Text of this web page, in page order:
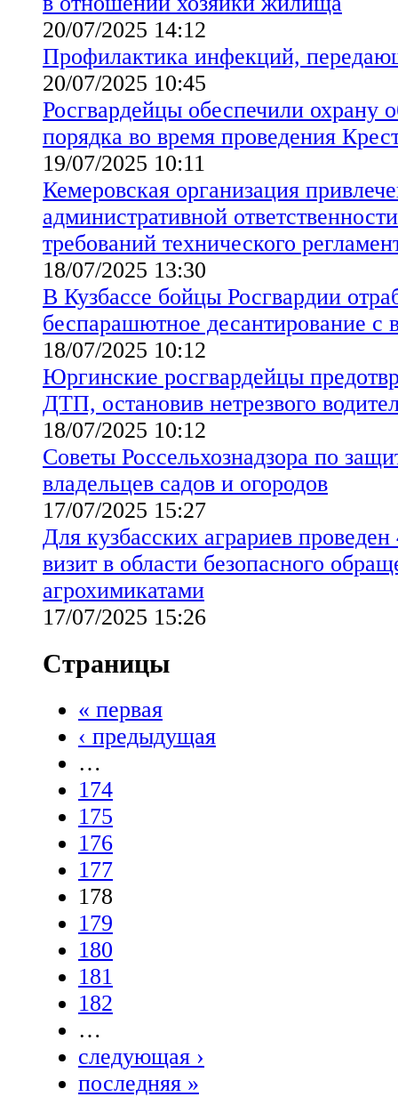
20/07/2025 14:12
Профилактика инфекций,
20/07/2025 10:45
Росгвардейцы обеспечили охрану
порядка во время проведения
19/07/2025 10:11
Кемеровская организация
административной
требований технического
18/07/2025 13:30
В Кузбассе бойцы Росгвардии
беспарашютное десантирование с
18/07/2025 10:12
Юргинские росгвардейцы
ДТП, остановив нетрезвого
18/07/2025 10:12
Советы Россельхознадзора по
владельцев садов и огородов
17/07/2025 15:27
Для кузбасских аграриев
визит в области безопасного
агрохимикатами
17/07/2025 15:26
Страницы
« первая
‹ предыдущая
…
174
175
176
177
178
179
180
181
182
…
следующая ›
последняя »